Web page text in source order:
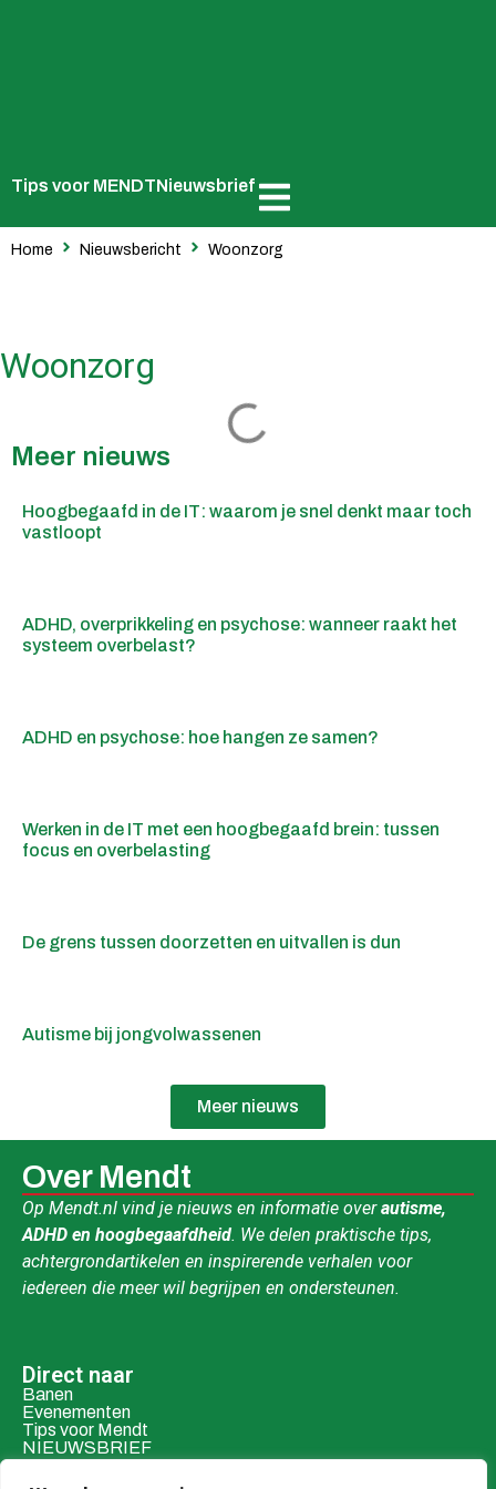
Tips voor MENDTNieuwsbrief
Home Nieuwsbericht Woonzorg
Woonzorg
Meer nieuws
Hoogbegaafd in de IT: waarom je snel denkt maar toch
vastloopt
ADHD, overprikkeling en psychose: wanneer raakt het
systeem overbelast?
ADHD en psychose: hoe hangen ze samen?
Werken in de IT met een hoogbegaafd brein: tussen
focus en overbelasting
De grens tussen doorzetten en uitvallen is dun
Autisme bij jongvolwassenen
Meer nieuws
Over Mendt
Op Mendt.nl vind je nieuws en informatie overautisme,
ADHD en hoogbegaafdheid. We delen praktische tips,
achtergrondartikelen en inspirerende verhalen voor
iedereen die meer wil begrijpen en ondersteunen.
Direct naar
Banen
Evenementen
Tips voor Mendt
NIEUWSBRIEF